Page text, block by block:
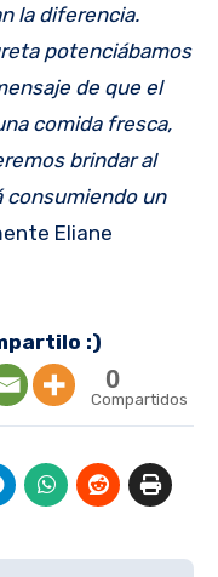
la diferencia.
potenciábamos
de que el
comida fresca,
brindar al
consumiendo un
Eliane
:)
0
Compartidos